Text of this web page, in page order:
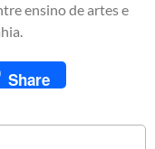
ensino de artes e
Share